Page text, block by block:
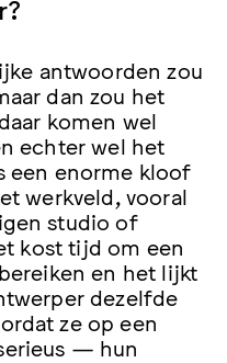
antwoorden zou
dan zou het
komen wel
echter wel het
een enorme kloof
werkveld, vooral
studio of
kost tijd om een
en het lijkt
dezelfde
ze op een
— hun